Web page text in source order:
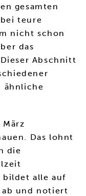
gesamten
teure
nicht schon
das
Abschnitt
ähnliche
Das lohnt
die
bildet alle auf
ab und notiert